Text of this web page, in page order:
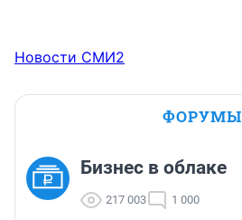
Новости СМИ2
ФОРУМЫ
Бизнес в облаке
217 003 1 000